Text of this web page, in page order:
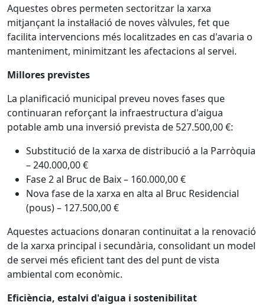
Aquestes obres permeten sectoritzar la xarxa
mitjançant la instal·lació de noves vàlvules, fet que
facilita intervencions més localitzades en cas d'avaria o
manteniment, minimitzant les afectacions al servei.
Millores previstes
La planificació municipal preveu noves fases que
continuaran reforçant la infraestructura d'aigua
potable amb una inversió prevista de 527.500,00 €:
Substitució de la xarxa de distribució a la Parròquia
– 240.000,00 €
Fase 2 al Bruc de Baix – 160.000,00 €
Nova fase de la xarxa en alta al Bruc Residencial
(pous) – 127.500,00 €
Aquestes actuacions donaran continuïtat a la renovació
de la xarxa principal i secundària, consolidant un model
de servei més eficient tant des del punt de vista
ambiental com econòmic.
Eficiència, estalvi d'aigua i sostenibilitat